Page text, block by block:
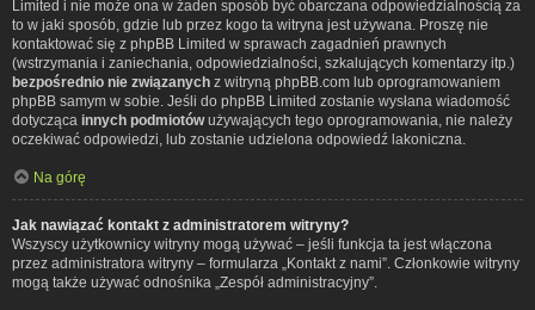
Limited i nie może ona w żaden sposób być obarczana odpowiedzialnością za
to w jaki sposób, gdzie lub przez kogo ta witryna jest używana. Proszę nie
kontaktować się z phpBB Limited w sprawach zagadnień prawnych
(wstrzymania i zaniechania, odpowiedzialności, szkalujących komentarzy itp.)
bezpośrednio nie związanych z witryną phpBB.com lub oprogramowaniem
phpBB samym w sobie. Jeśli do phpBB Limited zostanie wysłana wiadomość
dotycząca innych podmiotówużywających tego oprogramowania, nie należy
oczekiwać odpowiedzi, lub zostanie udzielona odpowiedź lakoniczna.
Na górę
Jak nawiązać kontakt z administratorem witryny?
Wszyscy użytkownicy witryny mogą używać – jeśli funkcja ta jest włączona
przez administratora witryny – formularza „Kontakt z nami”. Członkowie witryny
mogą także używać odnośnika „Zespół administracyjny”.